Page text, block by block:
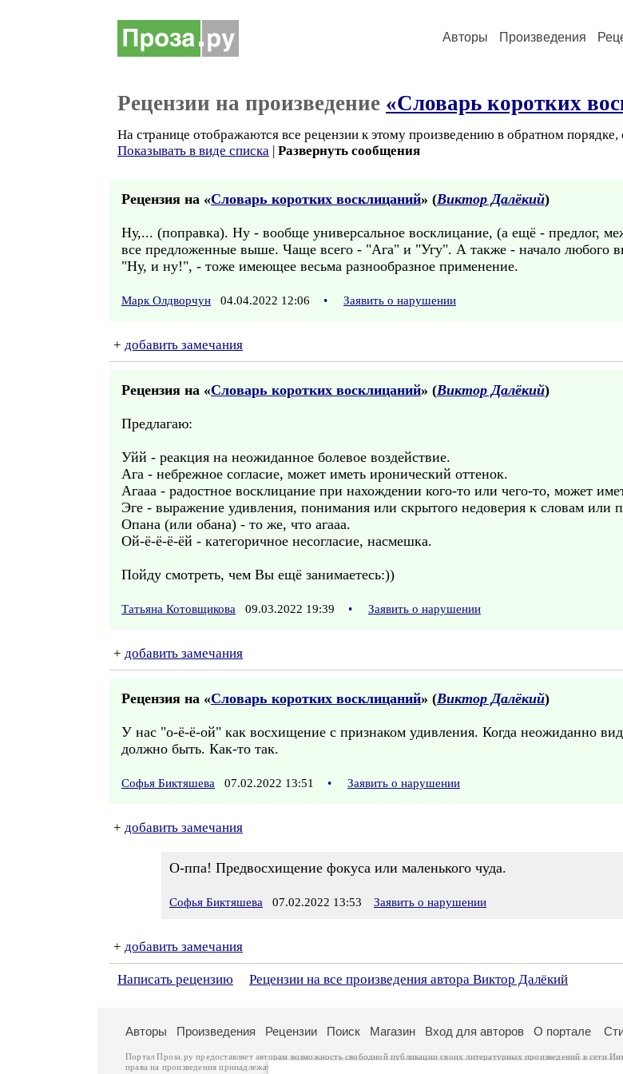
Авторы Произведения
Рецензии на произведение «Словарь коротких
На странице отображаются все рецензии к этому произведению в обратном порядке,
Показывать в виде списка | Развернуть сообщения
Рецензия на «Словарь коротких восклицаний» (Виктор Далёкий)
Ну,... (поправка). Ну - вообще универсальное восклицание, (а ещё - предлог,
все предложенные выше. Чаще всего - "Ага" и "Угу". А также - начало любого
"Ну, и ну!", - тоже имеющее весьма разнообразное применение.
Марк Олдворчун 04.04.2022 12:06 • Заявить о нарушении
+ добавить замечания
Рецензия на «Словарь коротких восклицаний» (Виктор Далёкий)
Предлагаю:
Уйй - реакция на неожиданное болевое воздействие.
Ага - небрежное согласие, может иметь иронический оттенок.
Агааа - радостное восклицание при нахождении кого-то или чего-то, может
Эге - выражение удивления, понимания или скрытого недоверия к словам или
Опана (или обана) - то же, что агааа.
Ой-ё-ё-ё-ёй - категоричное несогласие, насмешка.
Пойду смотреть, чем Вы ещё занимаетесь:))
Татьяна Котовщикова 09.03.2022 19:39 • Заявить о нарушении
+ добавить замечания
Рецензия на «Словарь коротких восклицаний» (Виктор Далёкий)
У нас "о-ё-ё-ой" как восхищение с признаком удивления. Когда неожиданно
должно быть. Как-то так.
Софья Биктяшева 07.02.2022 13:51 • Заявить о нарушении
+ добавить замечания
О-ппа! Предвосхищение фокуса или маленького чуда.
Софья Биктяшева 07.02.2022 13:53 Заявить о нарушении
+ добавить замечания
Написать рецензию Рецензии на все произведения автора Виктор Далёкий
Авторы Произведения Рецензии Поиск Магазин Вход для авторов О портале
Портал Проза.ру предоставляет авторам возможность свободной публикации своих литературных произведений в сети
права на произведения принадлежат авторам и охраняются
. Перепечатка произведений возможна только с